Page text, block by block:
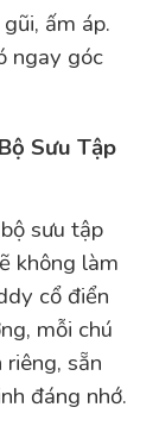
ấm áp.
ngay góc
Sưu Tập
sưu tập
không làm
cổ điển
mỗi chú
sẵn
đáng nhớ.